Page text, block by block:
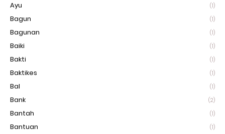
Ayu (1)
Bagun (1)
Bagunan (1)
Baiki (1)
Bakti (1)
Baktikes (1)
Bal (1)
Bank (2)
Bantah (1)
Bantuan (1)